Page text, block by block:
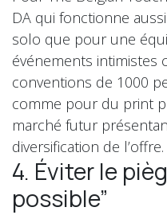
DA qui fonctionne
solo que pour une
événements intimistes
conventions de 1000
comme pour du print
marché futur
diversification de l’offre.
4. Éviter le
possible”